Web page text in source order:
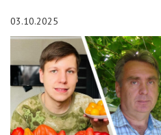
03.10.2025